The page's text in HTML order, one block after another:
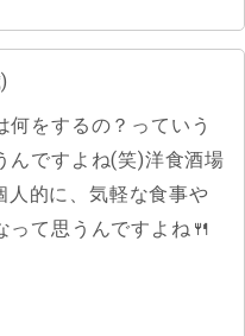
何をするの？っていう
んですよね(笑)洋食酒場
人的に、気軽な食事や
って思うんですよね🍴